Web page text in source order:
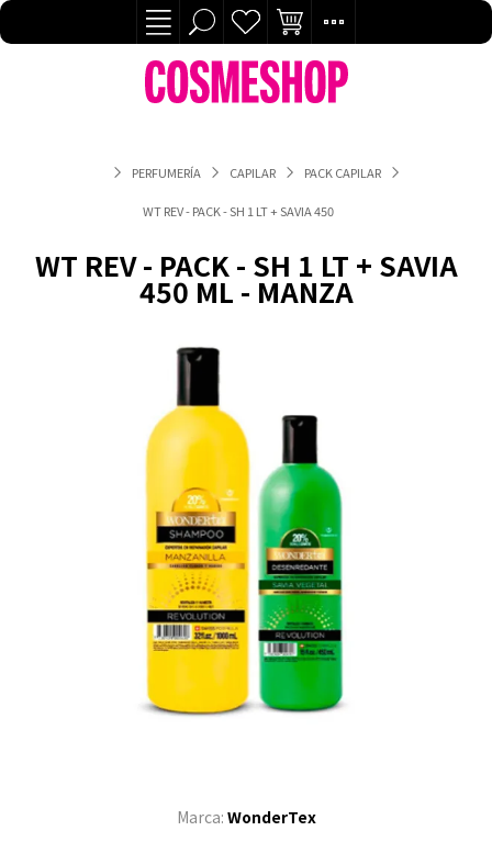
PERFUMERÍA CAPILAR PACK CAPILAR
WT REV - PACK - SH 1 LT + SAVIA 450 ML - MANZA
WT REV - PACK - SH 1 LT + SAVIA
450 ML - MANZA
Marca: WonderTex